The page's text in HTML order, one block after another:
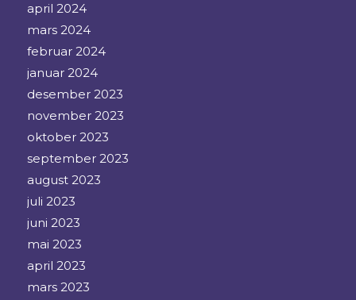
april 2024
mars 2024
februar 2024
januar 2024
desember 2023
november 2023
oktober 2023
september 2023
august 2023
juli 2023
juni 2023
mai 2023
april 2023
mars 2023